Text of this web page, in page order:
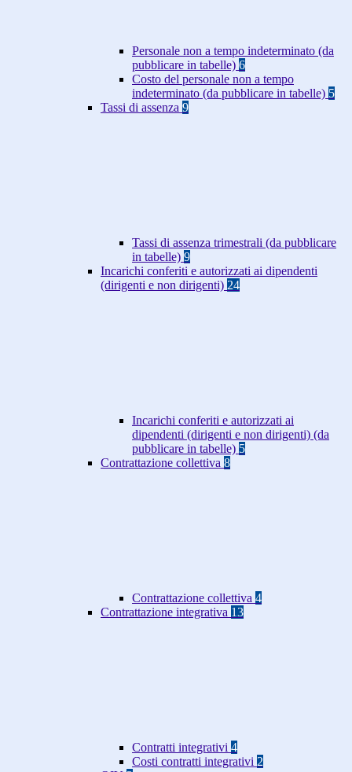
Personale non a tempo indeterminato (da
pubblicare in tabelle) 6
Costo del personale non a tempo
indeterminato (da pubblicare in tabelle) 5
Tassi di assenza 9
Tassi di assenza trimestrali (da pubblicare
in tabelle) 9
Incarichi conferiti e autorizzati ai dipendenti
(dirigenti e non dirigenti) 24
Incarichi conferiti e autorizzati ai
dipendenti (dirigenti e non dirigenti) (da
pubblicare in tabelle) 5
Contrattazione collettiva 8
Contrattazione collettiva 4
Contrattazione integrativa 13
Contratti integrativi 4
Costi contratti integrativi 2